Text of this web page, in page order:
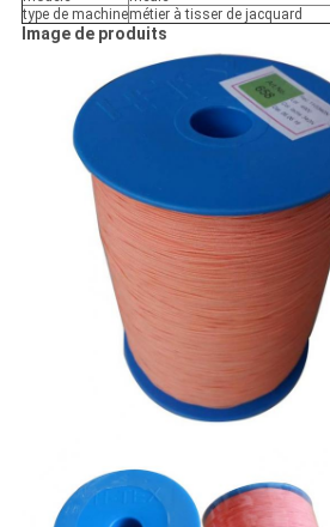
type de machinemétier à tisser de jacquard
Image de produits